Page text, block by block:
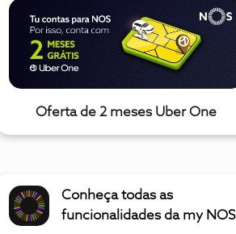
Oferta de 2 meses Uber One
Conheça todas as
funcionalidades da my NOS